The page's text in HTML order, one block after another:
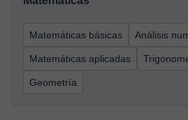
Matemáticas básicas Análisis
Matemáticas aplicadas
Geometría